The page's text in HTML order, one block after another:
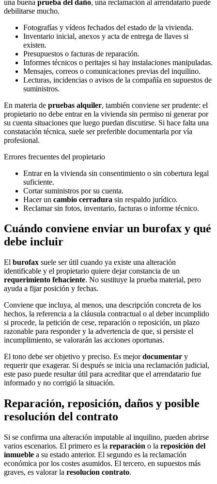
una buena prueba del daño, una reclamación al arrendatario puede
debilitarse mucho.
Fotografías y vídeos fechados del estado de la vivienda.
Inventario inicial, anexos y acta de entrega de llaves si
existen.
Presupuestos o facturas de reparación.
Informes técnicos o peritajes si hay instalaciones manipuladas.
Mensajes, correos o comunicaciones previas del inquilino.
Lecturas, incidencias o avisos de la compañía en supuestos de
suministros.
En materia de pruebas alquiler, también conviene ser prudente: el
propietario no debe entrar en la vivienda sin permiso ni generar por
su cuenta situaciones que luego puedan discutirse. Si hace falta una
constatación técnica, suele ser preferible documentarla por vía
profesional.
Errores frecuentes del propietario
Entrar en la vivienda sin consentimiento o sin cobertura legal
suficiente.
Cortar suministros por su cuenta.
Hacer un cambio cerradura sin respaldo jurídico.
Reclamar sin fotos, inventario, facturas o informe técnico.
Cuándo conviene enviar un burofax y qué
debe incluir
El burofax suele ser útil cuando ya existe una alteración
identificable y el propietario quiere dejar constancia de un
requerimiento fehaciente. No sustituye la prueba material, pero
ayuda a fijar posición y fechas.
Conviene que incluya, al menos, una descripción concreta de los
hechos, la referencia a la cláusula contractual o al deber incumplido
si procede, la petición de cese, reparación o reposición, un plazo
razonable para responder y la advertencia de que, si persiste el
incumplimiento, se valorarán las acciones oportunas.
El tono debe ser objetivo y preciso. Es mejordocumentar y
requerir que exagerar. Si después se inicia una reclamación judicial,
este paso puede resultar útil para acreditar que el arrendatario fue
informado y no corrigió la situación.
Reparación, reposición, daños y posible
resolución del contrato
Si se confirma una alteración imputable al inquilino, pueden abrirse
varios escenarios. El primero es la reparación o la reposición del
inmueble a su estado anterior. El segundo es la reclamación
económica por los costes asumidos. El tercero, en supuestos más
graves, es valorar la resolucion contrato.